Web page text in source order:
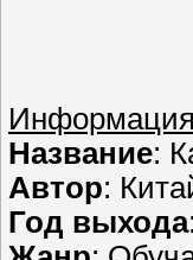
Название:
Автор:
Год выхода